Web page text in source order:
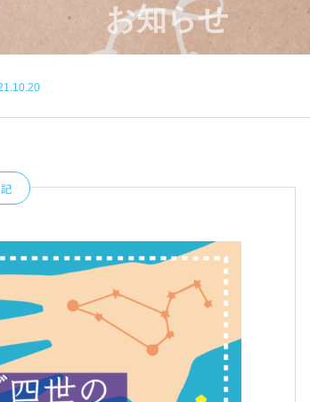
お知らせ